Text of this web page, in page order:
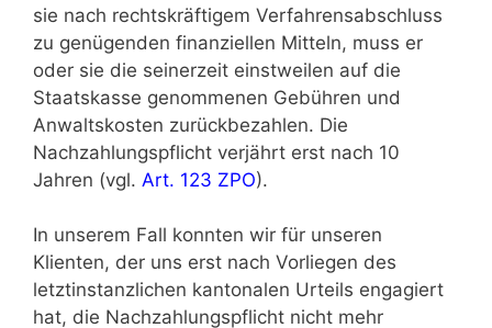
sie nach rechtskräftigem Verfahrensabschluss
zu genügenden finanziellen Mitteln, muss er
oder sie die seinerzeit einstweilen auf die
Staatskasse genommenen Gebühren und
Anwaltskosten zurückbezahlen. Die
Nachzahlungspflicht verjährt erst nach 10
Jahren (vgl. Art. 123 ZPO).
In unserem Fall konnten wir für unseren
Klienten, der uns erst nach Vorliegen des
letztinstanzlichen kantonalen Urteils engagiert
hat, die Nachzahlungspflicht nicht mehr